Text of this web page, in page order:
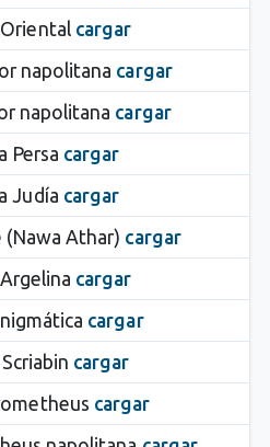
Oriental cargar
napolitana cargar
napolitana cargar
Persa cargar
Judía cargar
(Nawa Athar) cargar
cargar
cargar
cargar
cargar